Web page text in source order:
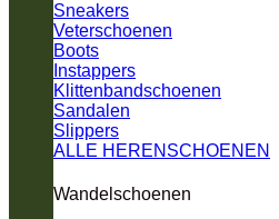
Sneakers
Veterschoenen
Boots
Instappers
Klittenbandschoenen
Sandalen
Slippers
ALLE HERENSCHOENEN
Wandelschoenen